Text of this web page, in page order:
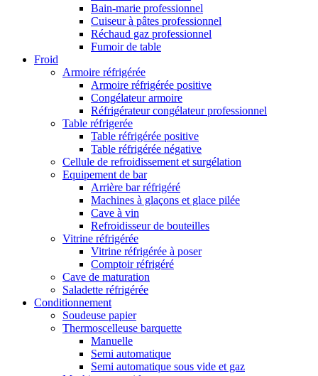
Bain-marie professionnel
Cuiseur à pâtes professionnel
Réchaud gaz professionnel
Fumoir de table
Froid
Armoire réfrigérée
Armoire réfrigérée positive
Congélateur armoire
Réfrigérateur congélateur professionnel
Table réfrigerée
Table réfrigérée positive
Table réfrigérée négative
Cellule de refroidissement et surgélation
Equipement de bar
Arrière bar réfrigéré
Machines à glaçons et glace pilée
Cave à vin
Refroidisseur de bouteilles
Vitrine réfrigérée
Vitrine réfrigérée à poser
Comptoir réfrigéré
Cave de maturation
Saladette réfrigérée
Conditionnement
Soudeuse papier
Thermoscelleuse barquette
Manuelle
Semi automatique
Semi automatique sous vide et gaz